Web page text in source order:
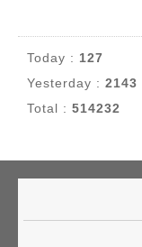
Today : 127
Yesterday : 2143
Total : 514232